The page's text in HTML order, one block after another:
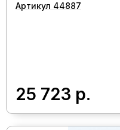
Артикул 44887
25 723 р.